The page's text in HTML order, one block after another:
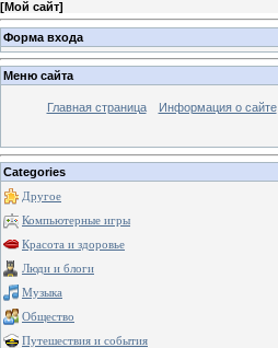
[Мой сайт]
Форма входа
Меню сайта
Главная страница Информация о сайте
Categories
Другое
Компьютерные игры
Красота и здоровье
Люди и блоги
Музыка
Общество
Путешествия и события